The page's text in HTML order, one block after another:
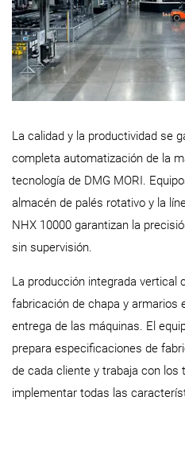
La calidad y la productividad se
completa automatización de la
tecnología de DMG MORI.
almacén de palés rotativo y la
NHX 10000 garantizan la
sin supervisión.
La producción integrada vertical
fabricación de chapa y armarios
entrega de las máquinas. El
prepara especificaciones de
de cada cliente y trabaja con los
implementar todas las